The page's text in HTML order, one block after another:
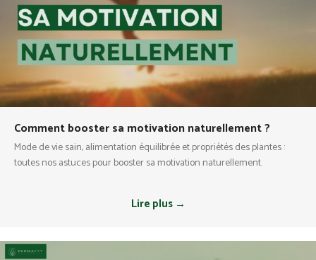
Comment booster sa motivation naturellement ?
Mode de vie sain, alimentation équilibrée et propriétés des plantes :
toutes nos astuces pour booster sa motivation naturellement.
Lire plus →